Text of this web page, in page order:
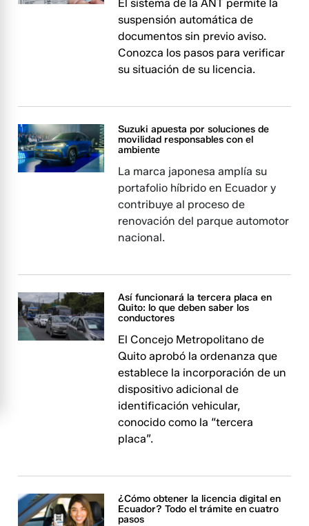
El sistema de la ANT permite la
suspensión automática de
documentos sin previo aviso.
Conozca los pasos para verificar
su situación de su licencia.
Suzuki apuesta por soluciones de
movilidad responsables con el
ambiente
La marca japonesa amplía su
portafolio híbrido en Ecuador y
contribuye al proceso de
renovación del parque automotor
nacional.
Así funcionará la tercera placa en
Quito: lo que deben saber los
conductores
El Concejo Metropolitano de
Quito aprobó la ordenanza que
establece la incorporación de un
dispositivo adicional de
identificación vehicular,
conocido como la “tercera
placa”.
¿Cómo obtener la licencia digital en
Ecuador? Todo el trámite en cuatro
pasos